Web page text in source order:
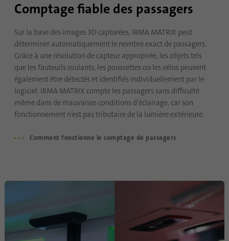
Comptage fiable des passagers
Sur la base des images 3D capturées, IRMA MATRIX peut
déterminer automatiquement le nombre exact de passagers.
Grâce à une résolution de capteur appropriée, les objets tels
que les fauteuils roulants, les poussettes ou les vélos peuvent
également être détectés et identifiés individuellement par le
logiciel. IRMA MATRIX compte les passagers sans difficulté
même dans de mauvaises conditions d'éclairage, car son
fonctionnement n’est pas tributaire de la lumière extérieure.
Comment fonctionne le comptage de passagers
Nom UserMatchHistory
Fournisseur linkedin.com
Durée 30 jours
Objetif
Ce cookie est défini pour le processus de
synchronisation des identifiants. Il
enregistre l'heure de la dernière
synchronisation pour éviter des processus
Fournisseur .linkedin.com
Objetif
Utilisé pour déterminer si l'analyse Oribi
peut être effectuée sur un domaine